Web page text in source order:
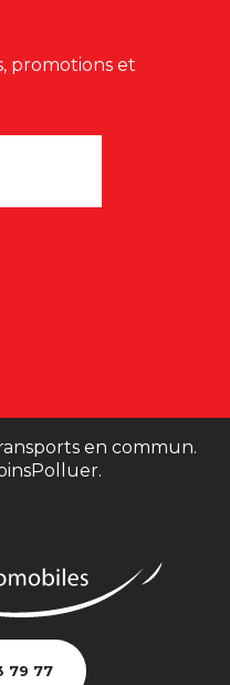
promotions et
en commun.
79 77